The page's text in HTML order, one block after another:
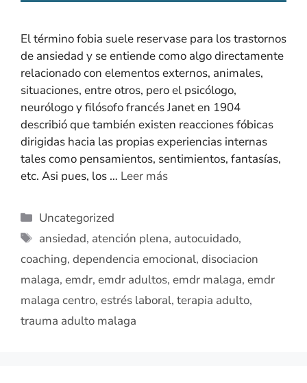
El término fobia suele reservase para los trastornos
de ansiedad y se entiende como algo directamente
relacionado con elementos externos, animales,
situaciones, entre otros, pero el psicólogo,
neurólogo y filósofo francés Janet en 1904
describió que también existen reacciones fóbicas
dirigidas hacia las propias experiencias internas
tales como pensamientos, sentimientos, fantasías,
etc. Asi pues, los … Leer más
Uncategorized
ansiedad, atención plena, autocuidado,
coaching, dependencia emocional, disociacion
malaga, emdr, emdr adultos, emdr malaga, emdr
malaga centro, estrés laboral, terapia adulto,
trauma adulto malaga